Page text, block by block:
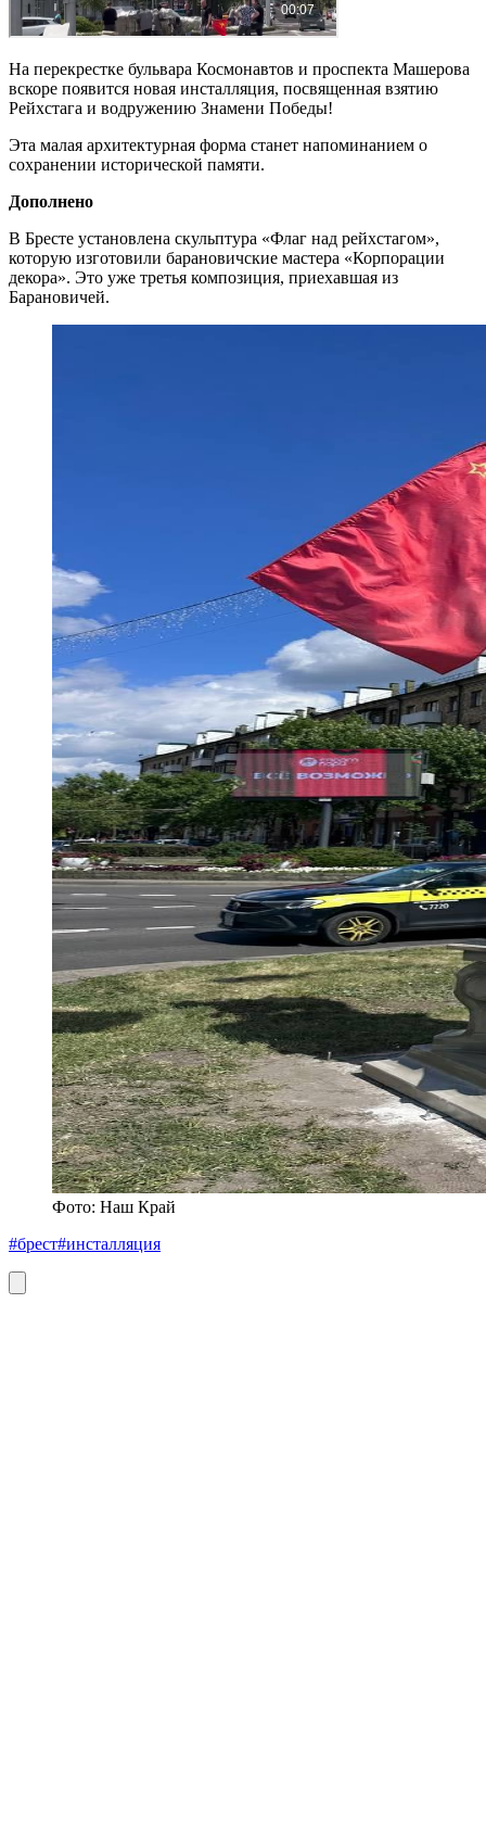
На перекрестке бульвара Космонавтов и проспекта Машерова
вскоре появится новая инсталляция, посвященная взятию
Рейхстага и водружению Знамени Победы!
Эта малая архитектурная форма станет напоминанием о
сохранении исторической памяти.
Дополнено
В Бресте установлена скульптура «Флаг над рейхстагом»,
которую изготовили барановичские мастера «Корпорации
декора». Это уже третья композиция, приехавшая из
Барановичей.
Фото: Наш Край
#брест#инсталляция